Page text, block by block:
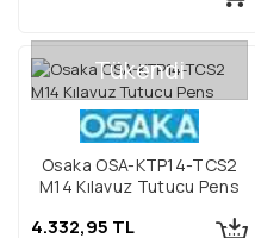
Tükendi
Osaka OSA-KTP14-TCS2
M14 Kılavuz Tutucu Pens
4.332,95 TL